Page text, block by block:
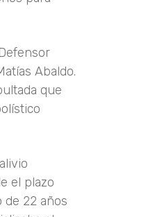
Abaldo.
que
el plazo
de 22 años